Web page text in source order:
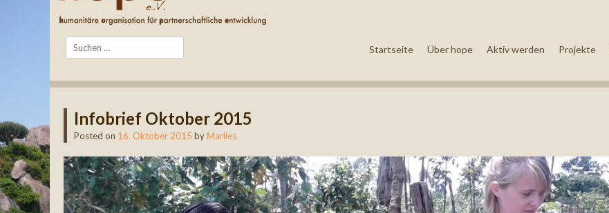
Startseite Über hope Aktiv werden Projekte
Search
Infobrief Oktober 2015
Posted on 16. Oktober 2015 byMarlies